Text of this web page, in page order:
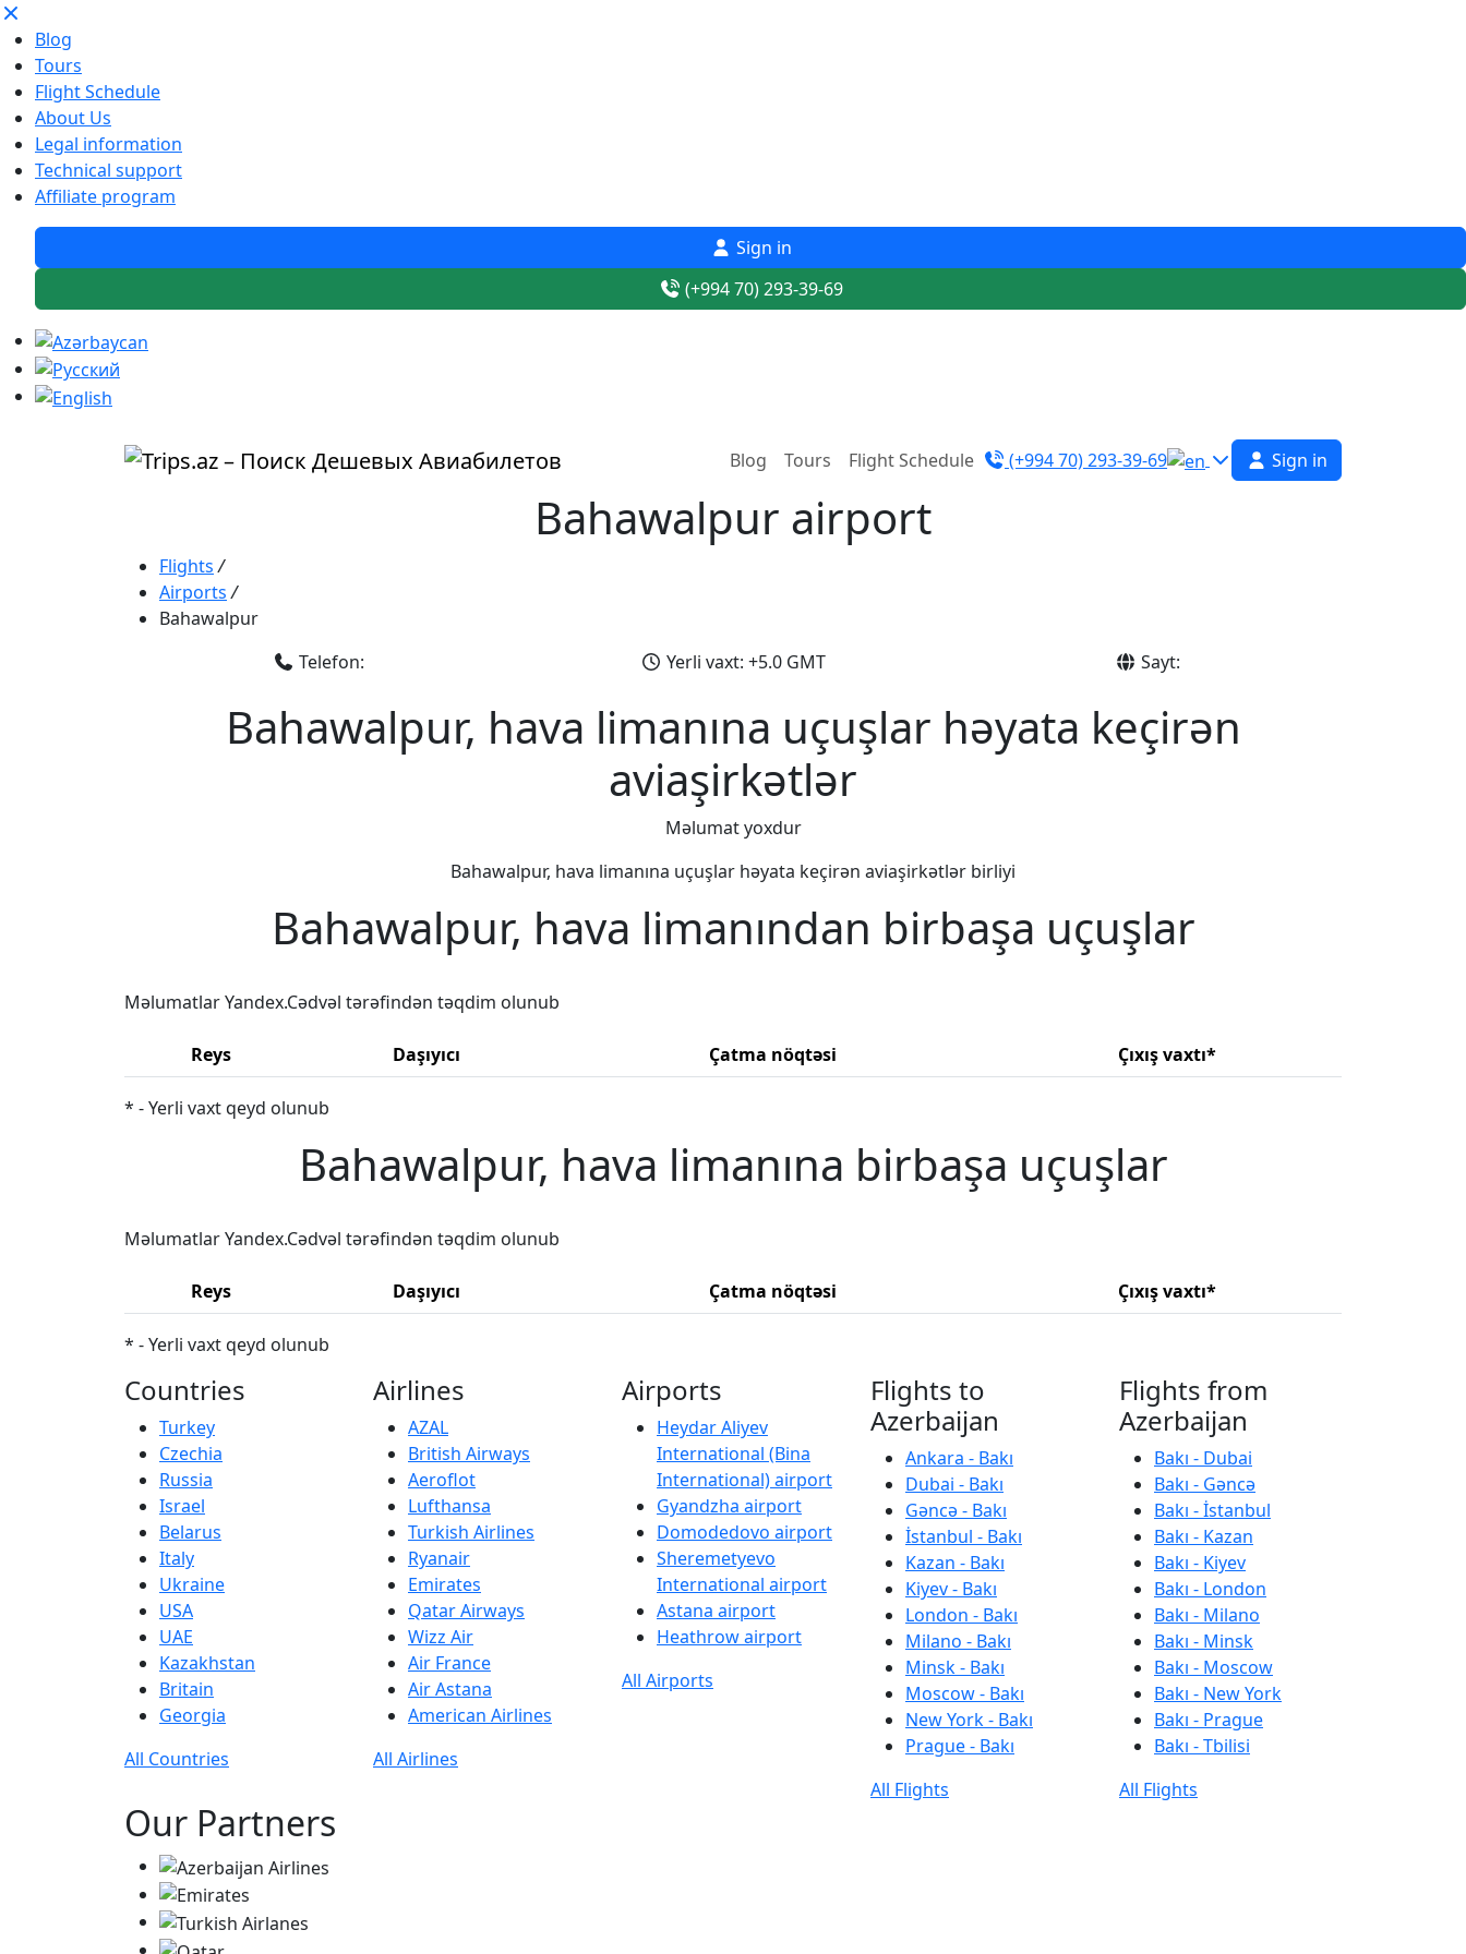
Blog
Tours
Flight Schedule
About Us
Legal information
Technical support
Affiliate program
Sign in
(+994 70) 293-39-69
Blog Tours Flight Schedule (+994 70) 293-39-69 Sign in
Bahawalpur airport
Flights /
Airports /
Bahawalpur
Telefon:
Yerli vaxt: +5.0 GMT Sayt:
Bahawalpur, hava limanına uçuşlar həyata keçirən
aviaşirkətlər
Məlumat yoxdur
Bahawalpur, hava limanına uçuşlar həyata keçirən aviaşirkətlər birliyi
Bahawalpur, hava limanından birbaşa uçuşlar
Məlumatlar Yandex.Cədvəl tərəfindən təqdim olunub
Reys Daşıyıcı Çatma nöqtəsi Çıxış vaxtı*
* - Yerli vaxt qeyd olunub
Bahawalpur, hava limanına birbaşa uçuşlar
Məlumatlar Yandex.Cədvəl tərəfindən təqdim olunub
Reys Daşıyıcı Çatma nöqtəsi Çıxış vaxtı*
* - Yerli vaxt qeyd olunub
Countries
Turkey
Czechia
Russia
Israel
Belarus
Italy
Ukraine
USA
UAE
Kazakhstan
Britain
Georgia
All Countries
Airlines
AZAL
British Airways
Aeroflot
Lufthansa
Turkish Airlines
Ryanair
Emirates
Qatar Airways
Wizz Air
Air France
Air Astana
American Airlines
All Airlines
Airports
Heydar Aliyev
International (Bina
International) airport
Gyandzha airport
Domodedovo airport
Sheremetyevo
International airport
Astana airport
Heathrow airport
All Airports
Flights to
Azerbaijan
Ankara - Bakı
Dubai - Bakı
Gəncə - Bakı
İstanbul - Bakı
Kazan - Bakı
Kiyev - Bakı
London - Bakı
Milano - Bakı
Minsk - Bakı
Moscow - Bakı
New York - Bakı
Prague - Bakı
All Flights
Flights from
Azerbaijan
Bakı - Dubai
Bakı - Gəncə
Bakı - İstanbul
Bakı - Kazan
Bakı - Kiyev
Bakı - London
Bakı - Milano
Bakı - Minsk
Bakı - Moscow
Bakı - New York
Bakı - Prague
Bakı - Tbilisi
All Flights
Our Partners